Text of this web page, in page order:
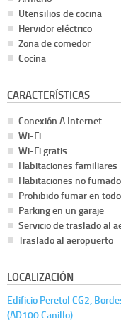
Utensilios de cocina
Hervidor eléctrico
Zona de comedor
Cocina
CARACTERÍSTICAS
Conexión A Internet
Wi-Fi
Wi-Fi gratis
Habitaciones familiares
Habitaciones no
Prohibido fumar en
Parking en un garaje
Servicio de traslado al
Traslado al aeropuerto
LOCALIZACIÓN
Edificio Peretol CG2,
(AD100 Canillo)